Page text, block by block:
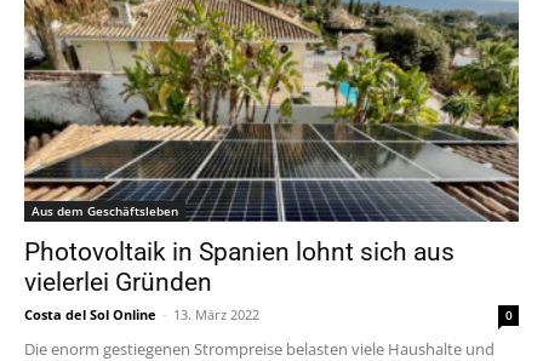
Aus dem Geschäftsleben
Photovoltaik in Spanien lohnt sich aus
vielerlei Gründen
Costa del Sol Online - 13. März 2022 0
Die enorm gestiegenen Strompreise belasten viele Haushalte und